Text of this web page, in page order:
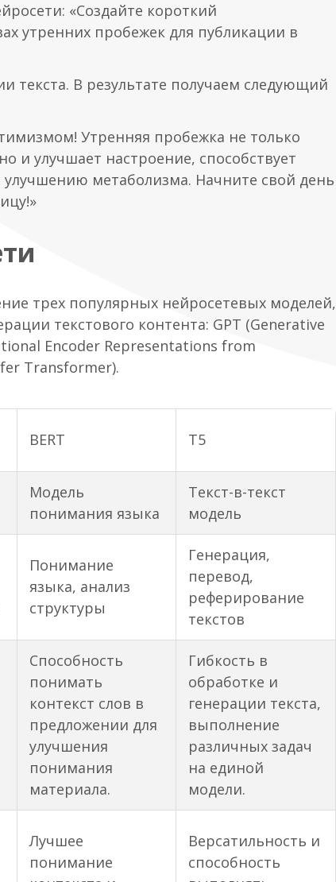
«Создайте короткий
утренних пробежек для публикации в
текста. В результате получаем следующий
Утренняя пробежка не только
и улучшает настроение, способствует
метаболизма. Начните свой день
трех популярных нейросетевых моделей,
текстового контента: GPT (Generative
Encoder Representations from
Transformer).
BERT T5
Модель
понимания языка
Текст-в-текст
модель
Понимание
языка, анализ
структуры
Генерация,
перевод,
реферирование
текстов
Способность
понимать
контекст слов в
предложении для
улучшения
понимания
материала.
Гибкость в
обработке и
генерации текста,
выполнение
различных задач
на единой
модели.
Лучшее
понимание
Версатильность и
способность